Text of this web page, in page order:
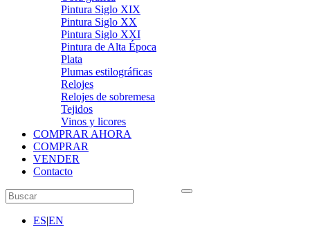
Pintura Siglo XIX
Pintura Siglo XX
Pintura Siglo XXI
Pintura de Alta Época
Plata
Plumas estilográficas
Relojes
Relojes de sobremesa
Tejidos
Vinos y licores
COMPRAR AHORA
COMPRAR
VENDER
Contacto
ES|EN